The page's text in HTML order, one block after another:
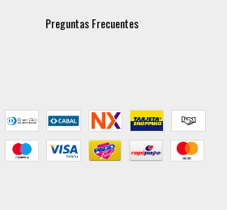
Preguntas Frecuentes